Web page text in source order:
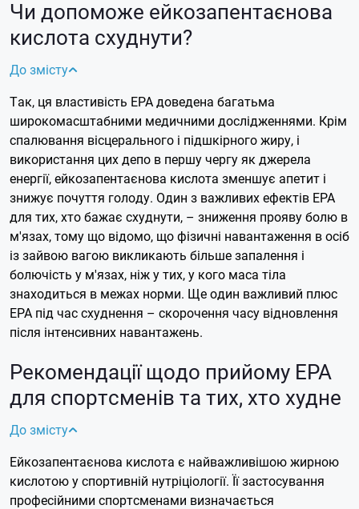
Чи допоможе ейкозапентаєнова
кислота схуднути?
До змісту
Так, ця властивість EPA доведена багатьма
широкомасштабними медичними дослідженнями. Крім
спалювання вісцерального і підшкірного жиру, і
використання цих депо в першу чергу як джерела
енергії, ейкозапентаєнова кислота зменшує апетит і
знижує почуття голоду. Один з важливих ефектів EPA
для тих, хто бажає схуднути, – зниження прояву болю в
м'язах, тому що відомо, що фізичні навантаження в осіб
із зайвою вагою викликають більше запалення і
болючість у м'язах, ніж у тих, у кого маса тіла
знаходиться в межах норми. Ще один важливий плюс
EPA під час схуднення – скорочення часу відновлення
після інтенсивних навантажень.
Рекомендації щодо прийому EPA
для спортсменів та тих, хто худне
До змісту
Ейкозапентаєнова кислота є найважливішою жирною
кислотою у спортивній нутріціології. Її застосування
професійними спортсменами визначається